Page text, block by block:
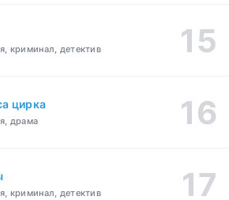
криминал, детектив
цирка
драма
криминал, детектив